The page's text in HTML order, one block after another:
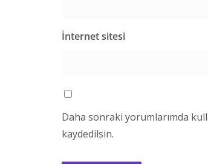
İnternet sitesi
Daha sonraki yorumlarımda
kaydedilsin.